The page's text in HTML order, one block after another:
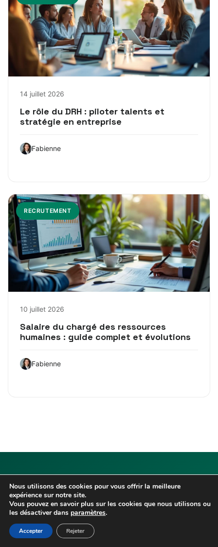
14 juillet 2026
Le rôle du DRH : piloter talents et
stratégie en entreprise
Fabienne
RECRUTEMENT
10 juillet 2026
Salaire du chargé des ressources
humaines : guide complet et évolutions
Fabienne
E-learning en entreprise : comment rendre la formation
plus engageante pour les salariés ?
Audit RH : pourquoi réaliser un diagnostic régulier de
Nous utilisons des cookies pour vous offrir la meilleure
expérience sur notre site.
Vous pouvez en savoir plus sur les cookies que nous utilisons ou
les désactiver dans paramètres.
Accepter Rejeter